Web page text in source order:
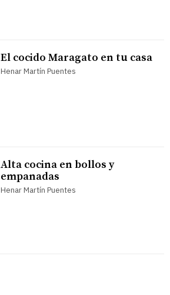
El cocido Maragato en tu casa
Henar Martín Puentes
Alta cocina en bollos y
empanadas
Henar Martín Puentes